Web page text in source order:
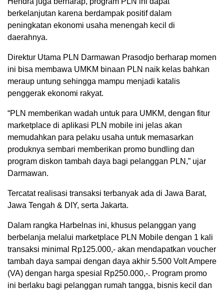
berkelanjutan karena berdampak positif dalam
peningkatan ekonomi usaha menengah kecil di
daerahnya.
Direktur Utama PLN Darmawan Prasodjo berharap momen
ini bisa membawa UMKM binaan PLN naik kelas bahkan
meraup untung sehingga mampu menjadi katalis
penggerak ekonomi rakyat.
“PLN memberikan wadah untuk para UMKM, dengan fitur
marketplace di aplikasi PLN mobile ini jelas akan
memudahkan para pelaku usaha untuk memasarkan
produknya sembari memberikan promo bundling dan
program diskon tambah daya bagi pelanggan PLN,” ujar
Darmawan.
Tercatat realisasi transaksi terbanyak ada di Jawa Barat,
Jawa Tengah & DIY, serta Jakarta.
Dalam rangka Harbelnas ini, khusus pelanggan yang
berbelanja melalui marketplace PLN Mobile dengan 1 kali
transaksi minimal Rp125.000,- akan mendapatkan voucher
tambah daya sampai dengan daya akhir 5.500 Volt Ampere
(VA) dengan harga spesial Rp250.000,-. Program promo
ini berlaku bagi pelanggan rumah tangga, bisnis kecil dan